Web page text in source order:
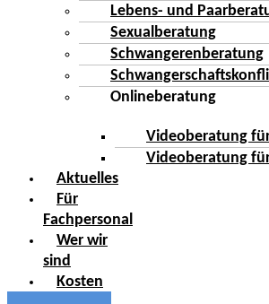
Lebens- und
Sexualberatung
Schwangerenberatung
Onlineberatung
Videoberatung
Videoberatung
Aktuelles
Für
Fachpersonal
Wer wir
sind
Kosten